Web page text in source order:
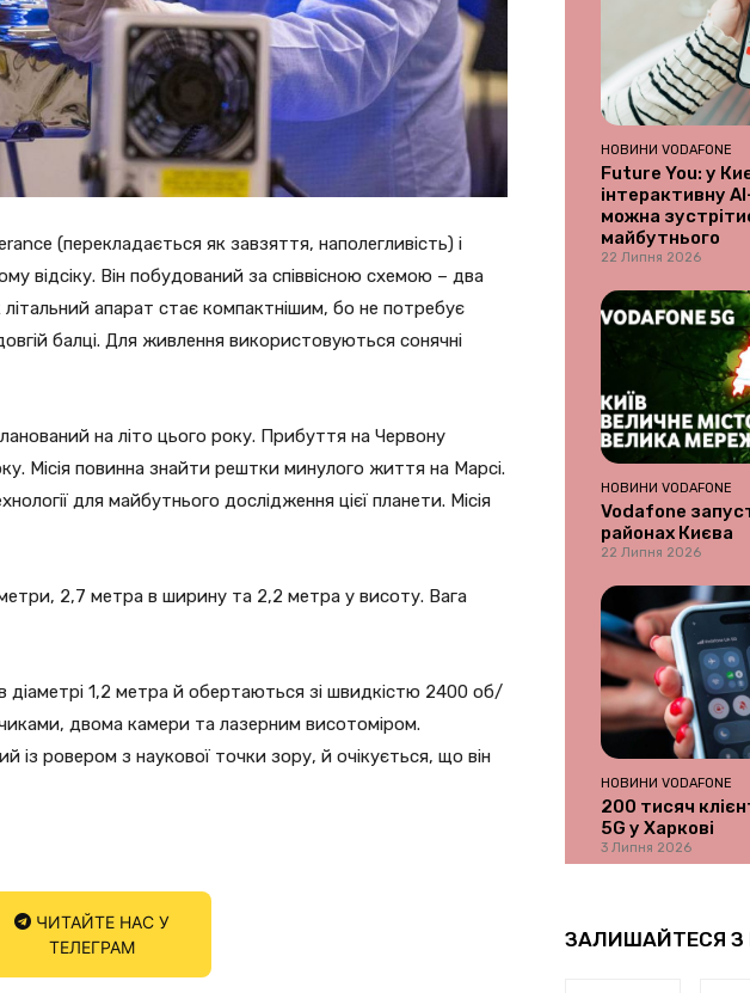
(перекладається як завзяття, наполегливість) і
відсіку. Він побудований за співвісною схемою – два
літальний апарат стає компактнішим, бо не потребує
балці. Для живлення використовуються сонячні
на літо цього року. Прибуття на Червону
Місія повинна знайти рештки минулого життя на Марсі.
для майбутнього дослідження цієї планети. Місія
2,7 метра в ширину та 2,2 метра у висоту. Вага
діаметрі 1,2 метра й обертаються зі швидкістю 2400 об/
двома камери та лазерним висотоміром.
із ровером з наукової точки зору, й очікується, що він
ЧИТАЙТЕ НАС У
ТЕЛЕГРАМ
НОВИНИ VODAFONE
Future You: у
інтерактивну
можна
майбутнього
22 Липня 2026
НОВИНИ VODAFONE
Vodafone
районах Києва
22 Липня 2026
НОВИНИ VODAFONE
200 тисяч
5G у Харкові
3 Липня 2026
ЗАЛИШАЙТЕСЯ З